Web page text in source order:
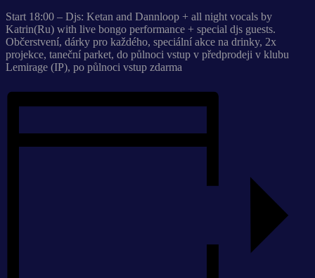
Start 18:00 – Djs: Ketan and Dannloop + all night vocals by
Katrin(Ru) with live bongo performance + special djs guests.
Občerstvení, dárky pro každého, speciální akce na drinky, 2x
projekce, taneční parket, do půlnoci vstup v předprodeji v klubu
Lemirage (IP), po půlnoci vstup zdarma